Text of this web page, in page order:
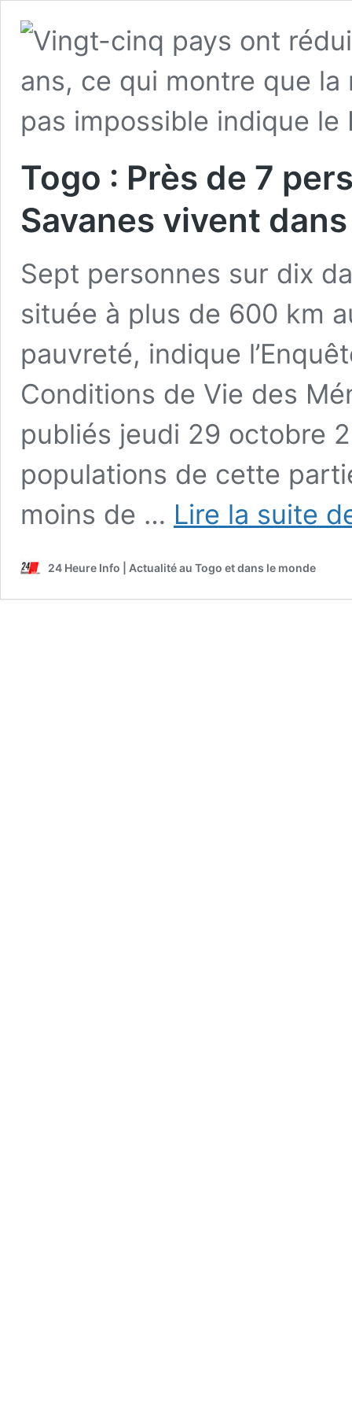
Togo : Près de 7
Savanes vivent
Sept personnes sur dix
située à plus de 600 km
pauvreté, indique
Conditions de Vie des
publiés jeudi 29 octobre
populations de cette
moins de … Lire la suite
24 Heure Info | Actualité au Togo et dans le monde